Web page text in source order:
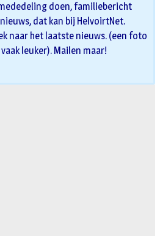
doen, familiebericht
dat kan bij HelvoirtNet.
naar het laatste nieuws. (een foto
leuker). Mailen maar!